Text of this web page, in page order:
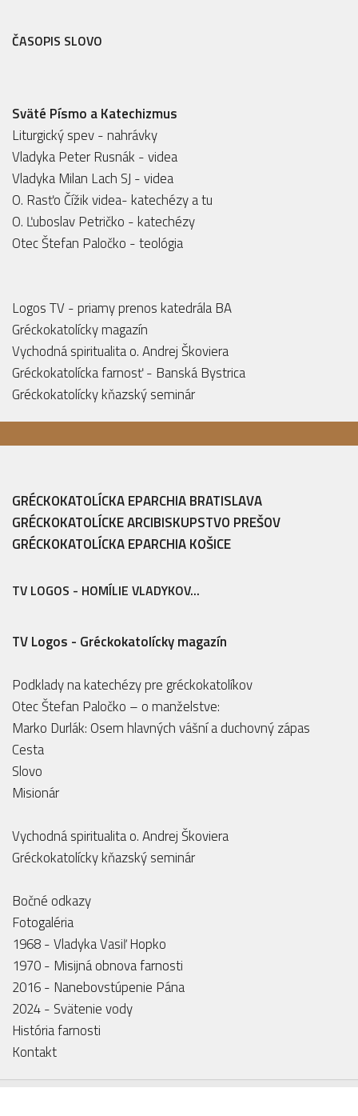
ČASOPIS SLOVO
Sväté Písmo a Katechizmus
Liturgický spev - nahrávky
Vladyka Peter Rusnák - videa
Vladyka Milan Lach SJ - videa
O. Rasťo Čížik videa- katechézyatu
O. Ľuboslav Petričko - katechézy
Otec Štefan Paločko - teológia
Logos TV - priamy prenos katedrála BA
Gréckokatolícky magazín
Vychodná spiritualita o. Andrej Škoviera
Gréckokatolícka farnosť - Banská Bystrica
Gréckokatolícky kňazský seminár
GRÉCKOKATOLÍCKA EPARCHIA BRATISLAVA
GRÉCKOKATOLÍCKE ARCIBISKUPSTVO PREŠOV
GRÉCKOKATOLÍCKA EPARCHIA KOŠICE
TV LOGOS - HOMÍLIE VLADYKOV...
TV Logos - Gréckokatolícky magazín
Podklady na katechézy pre gréckokatolíkov
Otec Štefan Paločko – o manželstve:
Marko Durlák: Osem hlavných vášní a duchovný zápas
Cesta
Slovo
Misionár
Vychodná spiritualita o. Andrej Škoviera
Gréckokatolícky kňazský seminár
Bočné odkazy
Fotogaléria
1968 - Vladyka Vasiľ Hopko
1970 - Misijná obnova farnosti
2016 - Nanebovstúpenie Pána
2024 - Svätenie vody
História farnosti
Kontakt